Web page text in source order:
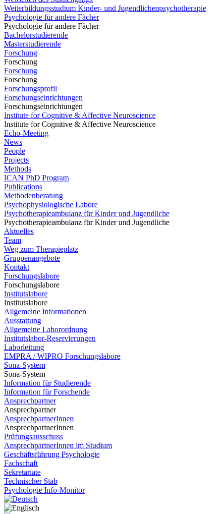
Weiterbildungsstudium Kinder- und Jugendlichenpsychotherapie
Psychologie für andere Fächer
Psychologie für andere Fächer
Bachelorstudierende
Masterstudierende
Forschung
Forschung
Forschung
Forschung
Forschungsprofil
Forschungseinrichtungen
Forschungseinrichtungen
Institute for Cognitive & Affective Neuroscience
Institute for Cognitive & Affective Neuroscience
Echo-Meeting
News
People
Projects
Methods
ICAN PhD Program
Publications
Methodenberatung
Psychophysiologische Labore
Psychotherapieambulanz für Kinder und Jugendliche
Psychotherapieambulanz für Kinder und Jugendliche
Aktuelles
Team
Weg zum Therapieplatz
Gruppenangebote
Kontakt
Forschungslabore
Forschungslabore
Institutslabore
Institutslabore
Allgemeine Informationen
Ausstattung
Allgemeine Laborordnung
Institutslabor-Reservierungen
Laborleitung
EMPRA / WIPRO Forschungslabore
Sona-System
Sona-System
Information für Studierende
Information für Forschende
Ansprechpartner
Ansprechpartner
AnsprechpartnerInnen
AnsprechpartnerInnen
Prüfungsausschuss
AnsprechpartnerInnen im Studium
Geschäftsführung Psychologie
Fachschaft
Sekretariate
Technischer Stab
Psychologie Info-Monitor